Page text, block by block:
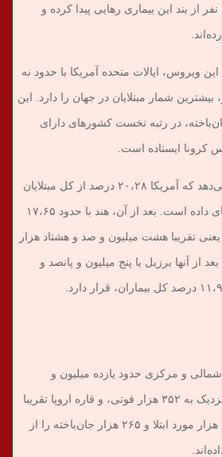
در مقابل اما ۳۳,۴۸۳,۵۱۶ نفر از بند این بیماری رهایی پیدا کرده و
ویروس، ایالات متحده آمریکا با حدود نه
شمار مبتلایان در جهان را دارد. این
۲۳۶ هزار جان‌باخته، در رتبه نخست کشورهای دارای
کرونا ایستاده است.
بررسی‌های آماری نشان می‌دهد که آمریکا ۲۰،۲۸ درصد از کل مبتلایان
به این بیماری را در خود جای داده است. بعد از آن، هند با حدود ۱۷،۶۵
تقریبا هشت میلیون و صد و هشتاد هزار
از آنها برزیل با پنج میلیون و پانصد و
و مرکزی حدود یازده میلیون و
دویست‌وسی هزار مبتلا و نزدیک به ۳۵۲ هزار فوتی، و قاره اروپا تقریبا
نه میلیون و نهصد و شصت هزار مورد ابتلا و ۲۶۵ هزار جان‌باخته را از